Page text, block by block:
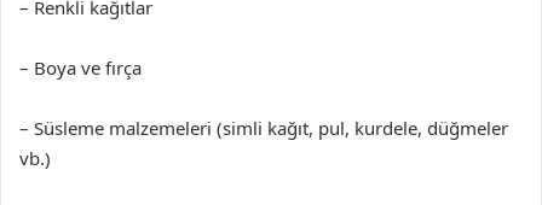
– Renkli kağıtlar
– Boya ve fırça
– Süsleme malzemeleri (simli kağıt, pul, kurdele, düğmeler
vb.)